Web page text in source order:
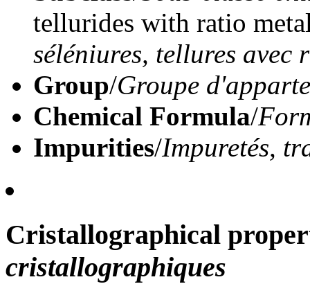
tellurides with ratio
séléniures, tellures
Group/Groupe
Chemical Formula/
Impurities/Impuretés,
Cristallographical
cristallographiques